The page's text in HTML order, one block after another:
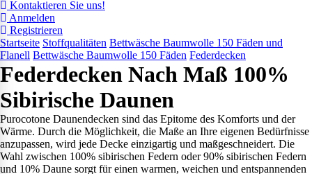
Kontaktieren Sie uns!
Anmelden
Registrieren
Startseite Stoffqualitäten Bettwäsche Baumwolle 150 Fäden und
Flanell Bettwäsche Baumwolle 150 Fäden Federdecken
Federdecken Nach Maß 100%
Sibirische Daunen
Purocotone Daunendecken sind das Epitome des Komforts und der
Wärme. Durch die Möglichkeit, die Maße an Ihre eigenen Bedürfnisse
anzupassen, wird jede Decke einzigartig und maßgeschneidert. Die
Wahl zwischen 100% sibirischen Federn oder 90% sibirischen Federn
und 10% Daune sorgt für einen warmen, weichen und entspannenden